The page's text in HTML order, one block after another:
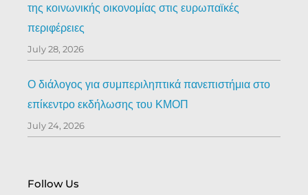
της κοινωνικής οικονομίας στις ευρωπαϊκές
περιφέρειες
July 28, 2026
Ο διάλογος για συμπεριληπτικά πανεπιστήμια στο
επίκεντρο εκδήλωσης του ΚΜΟΠ
July 24, 2026
Follow Us